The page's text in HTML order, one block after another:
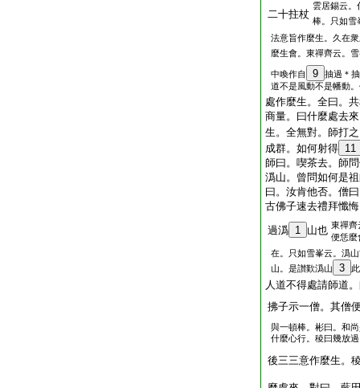
二十拄杖
雲居錫云。
棒。只如雪
法意旨作麼生。久在
麼生會。東禪齊云。
中喚作自 9
抽過＊
道不是風動不是幡動
處作麼生。全曰。
商量。曰什麼處去
生。全無對。師打
成群。如何射得 11
師曰。喫茶去。師
潙山。曾問如何是
曰。汝肯他否。僧
古佛子速去禮拜懺
過潙 1 山也 東禪齊
便恁麼
在。只如雪峯云。潙
山。是讃歎潙山
3
人道不得處請師道
拂子示一僧。其僧
與一頓棒。彬曰。和
什麼心行。稜曰幾放過
後三三意作麼生。